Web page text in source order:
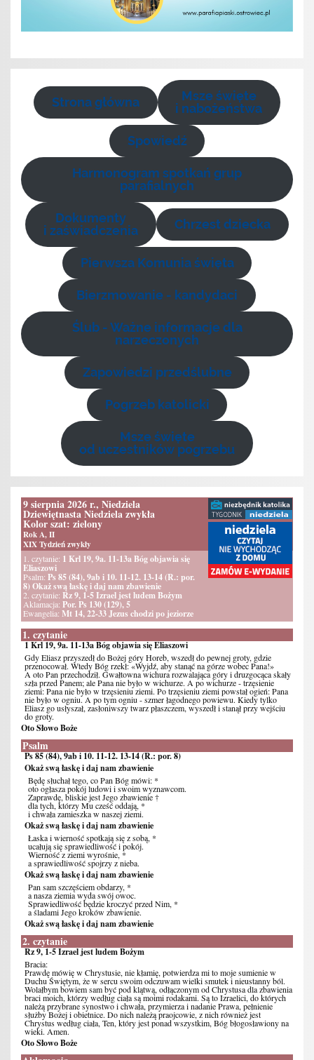
Strona główna
Msze święte
i nabożeństwa
Spowiedź
Harmonogram spotkań grup
parafialnych
Dokumenty
i zaświadczenia
Chrzest dziecka
Pierwsza Komunia święta
Bierzmowanie - kandydaci
Ślub - Ważne informacje dla
narzeczonych
Zapowiedzi przedślubne
Pogrzeb katolicki
Msze święte
od uczestników pogrzebu
9 sierpnia 2026 r., Niedziela
Dziewiętnasta Niedziela zwykła
Kolor szat: zielony
Rok A, II
XIX Tydzień zwykły
1. czytanie: 1 Krl 19, 9a. 11-13a Bóg objawia się
Eliaszowi
Psalm:Ps 85 (84), 9ab i 10. 11-12. 13-14 (R.: por.
8) Okaż swą łaskę i daj nam zbawienie
2. czytanie:Rz 9, 1-5 Izrael jest ludem Bożym
Aklamacja:Por. Ps 130 (129), 5
Ewangelia:Mt 14, 22-33 Jezus chodzi po jeziorze
1. czytanie
1 Krl 19, 9a. 11-13a Bóg objawia się Eliaszowi
Gdy Eliasz przyszedł do Bożej góry Horeb, wszedł do pewnej groty, gdzie
przenocował. Wtedy Bóg rzekł: «Wyjdź, aby stanąć na górze wobec Pana!»
A oto Pan przechodził. Gwałtowna wichura rozwalająca góry i druzgocąca skały
szła przed Panem; ale Pana nie było w wichurze. A po wichurze - trzęsienie
ziemi: Pana nie było w trzęsieniu ziemi. Po trzęsieniu ziemi powstał ogień: Pana
nie było w ogniu. A po tym ogniu - szmer łagodnego powiewu. Kiedy tylko
Eliasz go usłyszał, zasłoniwszy twarz płaszczem, wyszedł i stanął przy wejściu
do groty.
Oto Słowo Boże
Psalm
Ps 85 (84), 9ab i 10. 11-12. 13-14 (R.: por. 8)
Okaż swą łaskę i daj nam zbawienie
Będę słuchał tego, co Pan Bóg mówi: *
oto ogłasza pokój ludowi i swoim wyznawcom.
Zaprawdę, bliskie jest Jego zbawienie †
dla tych, którzy Mu cześć oddają, *
i chwała zamieszka w naszej ziemi.
Okaż swą łaskę i daj nam zbawienie
Łaska i wierność spotkają się z sobą, *
ucałują się sprawiedliwość i pokój.
Wierność z ziemi wyrośnie, *
a sprawiedliwość spojrzy z nieba.
Okaż swą łaskę i daj nam zbawienie
Pan sam szczęściem obdarzy, *
a nasza ziemia wyda swój owoc.
Sprawiedliwość będzie kroczyć przed Nim, *
a śladami Jego kroków zbawienie.
Okaż swą łaskę i daj nam zbawienie
2. czytanie
Rz 9, 1-5 Izrael jest ludem Bożym
Bracia:
Prawdę mówię w Chrystusie, nie kłamię, potwierdza mi to moje sumienie w
Duchu Świętym, że w sercu swoim odczuwam wielki smutek i nieustanny ból.
Wolałbym bowiem sam być pod klątwą, odłączonym od Chrystusa dla zbawienia
braci moich, którzy według ciała są moimi rodakami. Są to Izraelici, do których
należą przybrane synostwo i chwała, przymierza i nadanie Prawa, pełnienie
służby Bożej i obietnice. Do nich należą praojcowie, z nich również jest
Chrystus według ciała, Ten, który jest ponad wszystkim, Bóg błogosławiony na
wieki. Amen.
Oto Słowo Boże